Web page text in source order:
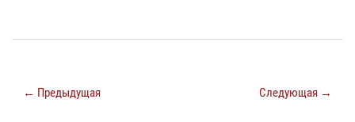
← Предыдущая Следующая →